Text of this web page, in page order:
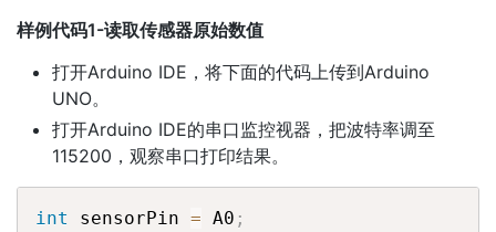
样例代码1-读取传感器原始数值
打开Arduino IDE，将下面的代码上传到Arduino
UNO。
打开Arduino IDE的串口监控视器，把波特率调至
115200，观察串口打印结果。
int sensorPin = A0 ;